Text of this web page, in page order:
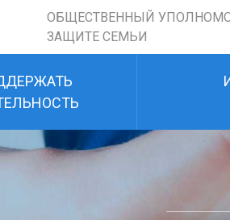
ОБЩЕСТВЕННЫЙ
ЗАЩИТЕ СЕМЬИ